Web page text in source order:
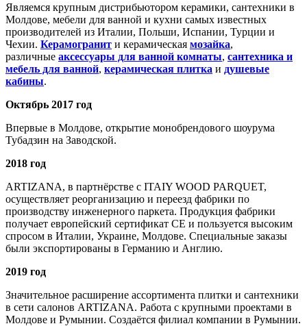
Являемся крупным дистрибьютором керамики, сантехники в
Молдове, мебели для ванной и кухни самых известных
производителей из Италии, Польши, Испании, Турции и
Чехии. Керамогранит и керамическая мозайка,
различные аксессуары для ванной комнаты, сантехника и
мебель для ванной, керамическая плитка и душевые
кабины.
Октябрь 2017 год
Впервые в Молдове, открытие монобрендового шоурума
Тубадзин на Заводской.
2018 год
ARTIZANA, в партнёрстве с ITAIY WOOD PARQUET,
осуществляет реорганизацию и переезд фабрики по
производству инженерного паркета. Продукция фабрики
получает европейский сертификат СЕ и пользуется высоким
спросом в Италии, Украине, Молдове. Специальные заказы
были экспортированы в Германию и Англию.
2019 год
Значительное расширение ассортимента плитки и сантехники
в сети салонов ARTIZANA. Работа с крупными проектами в
Молдове и Румынии. Создаётся филиал компании в Румынии.